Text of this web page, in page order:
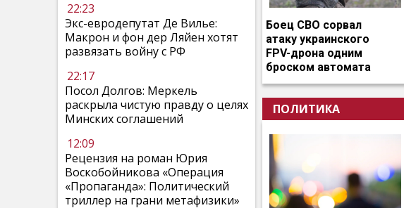
22:23
Экс-евродепутат Де Вилье:
Макрон и фон дер Ляйен хотят
развязать войну с РФ
22:17
Посол Долгов: Меркель
раскрыла чистую правду о целях
Минских соглашений
12:09
Рецензия на роман Юрия
Воскобойникова «Операция
«Пропаганда»: Политический
триллер на грани метафизики»
Боец СВО сорвал
атаку украинского
FPV-дрона одним
броском автомата
ПОЛИТИКА